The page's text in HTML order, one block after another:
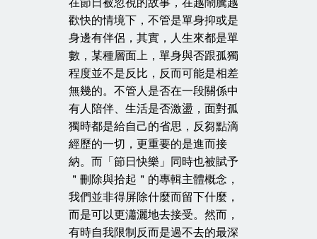
在節日被忽視的故事，在越鬧騰越
歡快的情境下，不管是單身抑或是
身邊有伴侶，其實，人生來都是單
數，某種層面上，單身與否跟孤獨
程度並不是反比，反而可能是相差
無幾的。不管人是否在一段關係中
有人陪伴、生活是否激盪，面對孤
獨時都是給自己的省思，反芻點滴
經歷的一切，更重要的是進而接
納。而「節日快樂」同時也被賦予
＂刪除與拾起＂的專輯主體概念，
我們並非得屏除什麼而留下什麼，
而是可以更瀟灑地去接受。然而，
有時自我限制反而是過不去的最深